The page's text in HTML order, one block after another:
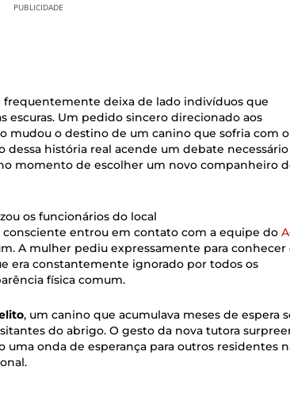
PUBLICIDADE
deixa de lado indivíduos que
escuras. Um pedido sincero direcionado aos
mudou o destino de um canino que sofria com o
dessa história real acende um debate necessário
momento de escolher um novo companheiro
os funcionários do local
entrou em contato com a equipe do
A mulher pediu expressamente para conhecer
era constantemente ignorado por todos os
física comum.
, um canino que acumulava meses de espera
do abrigo. O gesto da nova tutora
onda de esperança para outros residentes